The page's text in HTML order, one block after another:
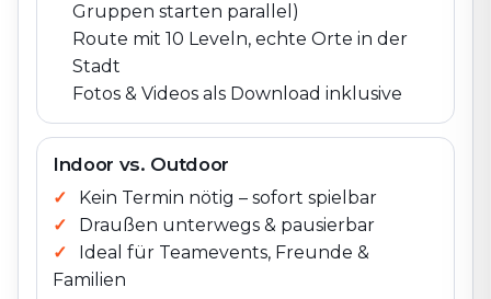
Gruppen starten parallel)
Route mit 10 Leveln, echte Orte in der
Stadt
Fotos & Videos als Download inklusive
Indoor vs. Outdoor
Kein Termin nötig – sofort spielbar
Draußen unterwegs & pausierbar
Ideal für Teamevents, Freunde &
Familien